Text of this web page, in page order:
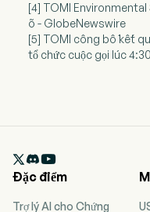
[4] TOMI
õ - GlobeNewswire
[5] TOMI công bố kết
tổ chức cuộc gọi lúc

Đặc điểm
Trợ lý AI cho Chứng